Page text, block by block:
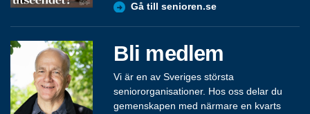
Gå till senioren.se
Bli medlem
Vi är en av Sveriges största
seniororganisationer. Hos oss delar du
gemenskapen med närmare en kvarts